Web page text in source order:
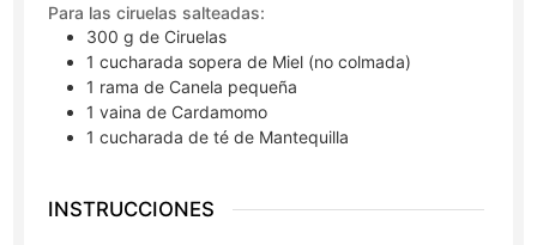
Para las ciruelas salteadas:
300 g de Ciruelas
1 cucharada sopera de Miel (no colmada)
1 ramade Canela pequeña
1 vainade Cardamomo
1 cucharada de téde Mantequilla
INSTRUCCIONES